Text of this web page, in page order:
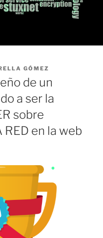
GÓMEZ
de un
a ser la
sobre
RED en la web